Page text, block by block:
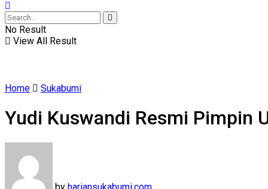
No Result
View All Result
Home Sukabumi
Yudi Kuswandi Resmi Pimpin